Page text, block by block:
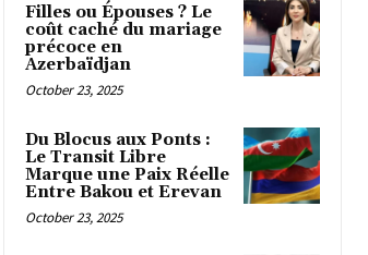
Filles ou Épouses ? Le
coût caché du mariage
précoce en
Azerbaïdjan
October 23, 2025
Du Blocus aux Ponts :
Le Transit Libre
Marque une Paix Réelle
Entre Bakou et Erevan
October 23, 2025